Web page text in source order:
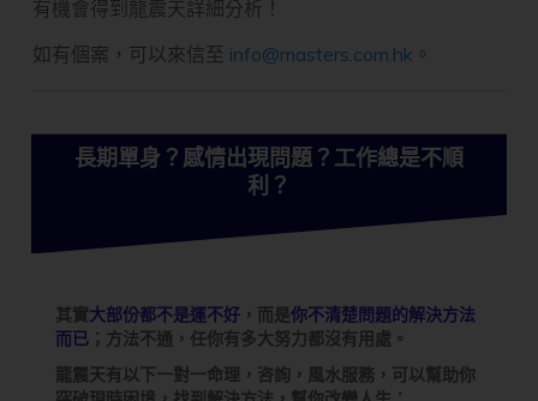
有機會得到龍震天詳細分析！
如有個案，可以來信至 info@masters.com.hk 。
長期單身？感情出現問題？工作總是不順
利？
其實大部份都不是運不好 ，而是你不清楚問題的解決方法
而已 ；方法不通，任你有多大努力都沒有用處。
龍震天有以下一對一命理，咨詢，風水服務，可以幫助你